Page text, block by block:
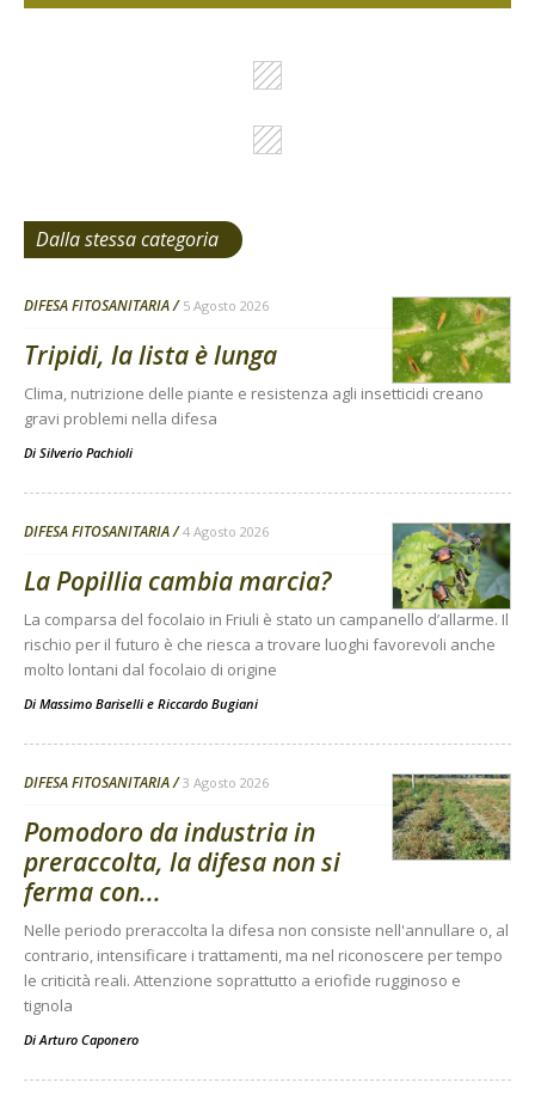
Dalla stessa categoria
DIFESA FITOSANITARIA 5 Agosto 2026
Tripidi, la lista è lunga
Clima, nutrizione delle piante e resistenza agli insetticidi creano
gravi problemi nella difesa
Di Silverio Pachioli
DIFESA FITOSANITARIA 4 Agosto 2026
La Popillia cambia marcia?
La comparsa del focolaio in Friuli è stato un campanello d’allarme. Il
rischio per il futuro è che riesca a trovare luoghi favorevoli anche
molto lontani dal focolaio di origine
Di Massimo Bariselli e Riccardo Bugiani
DIFESA FITOSANITARIA 3 Agosto 2026
Pomodoro da industria in
preraccolta, la difesa non si
ferma con...
Nelle periodo preraccolta la difesa non consiste nell'annullare o, al
contrario, intensificare i trattamenti, ma nel riconoscere per tempo
le criticità reali. Attenzione soprattutto a eriofide rugginoso e
tignola
DiArturo Caponero